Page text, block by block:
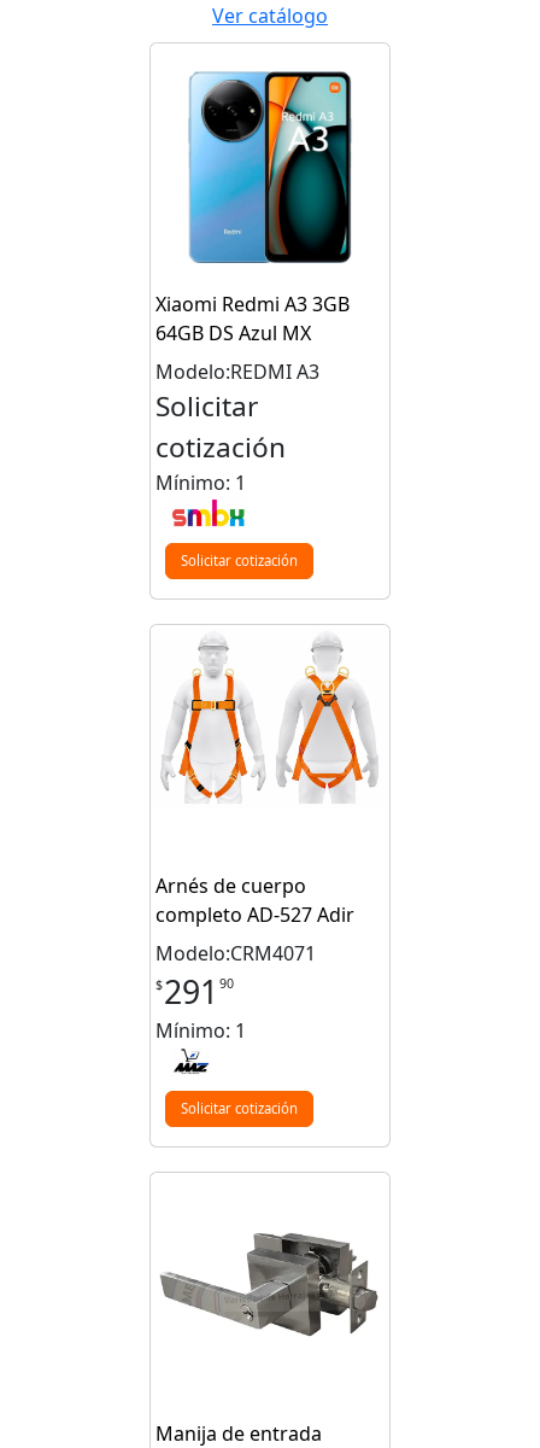
Ver catálogo
Xiaomi Redmi A3 3GB
64GB DS Azul MX
Modelo:REDMI A3
Solicitar
cotización
Mínimo: 1
Solicitar cotización
Arnés de cuerpo
completo AD-527 Adir
Modelo:CRM4071
$291 90
Mínimo: 1
Solicitar cotización
Manija de entrada